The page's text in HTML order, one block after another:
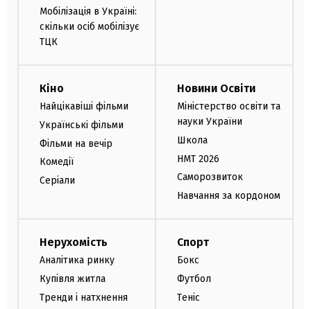
Мобілізація в Україні:
скільки осіб мобілізує
ТЦК
Кіно
Найцікавіші фільми
Українські фільми
Фільми на вечір
Комедії
Серіали
Новини Освіти
Міністерство освіти та
науки України
Школа
НМТ 2026
Саморозвиток
Навчання за кордоном
Нерухомість
Аналітика ринку
Купівля житла
Тренди і натхнення
Спорт
Бокс
Футбол
Теніс